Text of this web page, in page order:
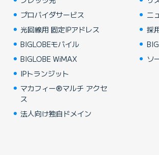
プロバイダサービス
光回線用 固定IPアドレス
BIGLOBEモバイル
BIGLOBE WiMAX
IPトランジット
マカフィー®マルチ アクセ
ス
法人向け独自ドメイン
ニ
採
ソ